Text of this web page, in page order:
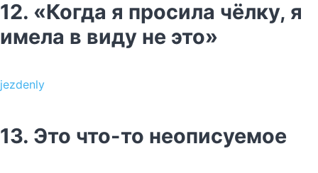
12. «Когда я просила чёлку, я
имела в виду не это»
jezdenly
13. Это что-то неописуемое